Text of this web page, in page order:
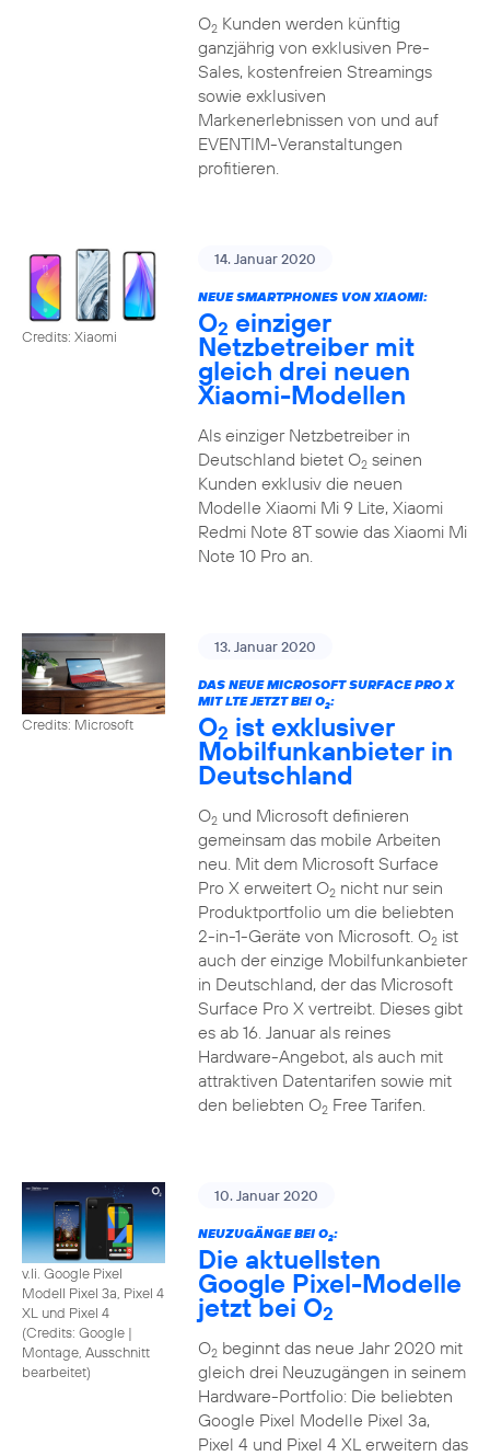
O2Kunden werden künftig
ganzjährig von exklusiven Pre-
Sales, kostenfreien Streamings
sowie exklusiven
Markenerlebnissen von und auf
EVENTIM-Veranstaltungen
profitieren.
Credits: Xiaomi
14. Januar 2020
NEUE SMARTPHONES VON XIAOMI:
O2 einziger
Netzbetreiber mit
gleich drei neuen
Xiaomi-Modellen
Als einziger Netzbetreiber in
Deutschland bietet O2seinen
Kunden exklusiv die neuen
Modelle Xiaomi Mi 9 Lite, Xiaomi
Redmi Note 8T sowie das Xiaomi Mi
Note 10 Pro an.
Credits: Microsoft
13. Januar 2020
DAS NEUE MICROSOFT SURFACE PRO X
MIT LTE JETZT BEI O2:
O2 ist exklusiver
Mobilfunkanbieter in
Deutschland
O2und Microsoft definieren
gemeinsam das mobile Arbeiten
neu. Mit dem Microsoft Surface
Pro X erweitert O2nicht nur sein
Produktportfolio um die beliebten
2-in-1-Geräte von Microsoft. O2ist
auch der einzige Mobilfunkanbieter
in Deutschland, der das Microsoft
Surface Pro X vertreibt. Dieses gibt
es ab 16. Januar als reines
Hardware-Angebot, als auch mit
attraktiven Datentarifen sowie mit
den beliebten O2Free Tarifen.
v.li. Google Pixel
Modell Pixel 3a, Pixel 4
XL und Pixel 4
(Credits: Google |
Montage, Ausschnitt
bearbeitet)
10. Januar 2020
NEUZUGÄNGE BEI O2:
Die aktuellsten
Google Pixel-Modelle
jetzt bei O2
O2beginnt das neue Jahr 2020 mit
gleich drei Neuzugängen in seinem
Hardware-Portfolio: Die beliebten
Google Pixel Modelle Pixel 3a,
Pixel 4 und Pixel 4 XL erweitern das